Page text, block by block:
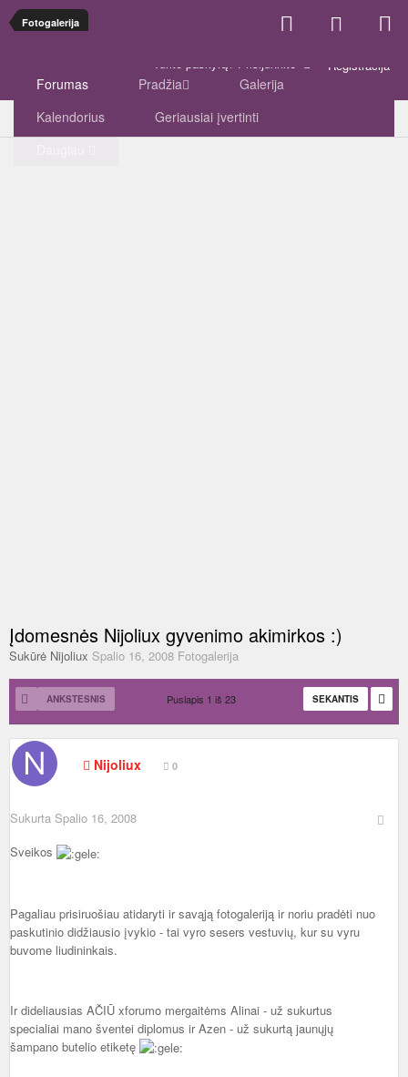
Fotogalerija
Turite paskyrą? Prisijunkite Registracija
Forumas Pradžia
Galerija
Kalendorius
Geriausiai įvertinti
Įdomesnės Nijoliux gyvenimo akimirkos :)
Sukūrė Nijoliux Spalio 16, 2008 Fotogalerija
ANKSTESNIS SEKANTIS
Puslapis 1 iš 23
Nijoliux 0
Sukurta Spalio 16, 2008
Sveikos
Pagaliau prisiruošiau atidaryti ir savąją fotogaleriją ir noriu pradėti nuo
paskutinio didžiausio įvykio - tai vyro sesers vestuvių, kur su vyru
buvome liudininkais.
Ir dideliausias AČIŪ xforumo mergaitėms Alinai - už sukurtus
specialiai mano šventei diplomus ir Azen - už sukurtą jaunųjų
šampano butelio etiketę